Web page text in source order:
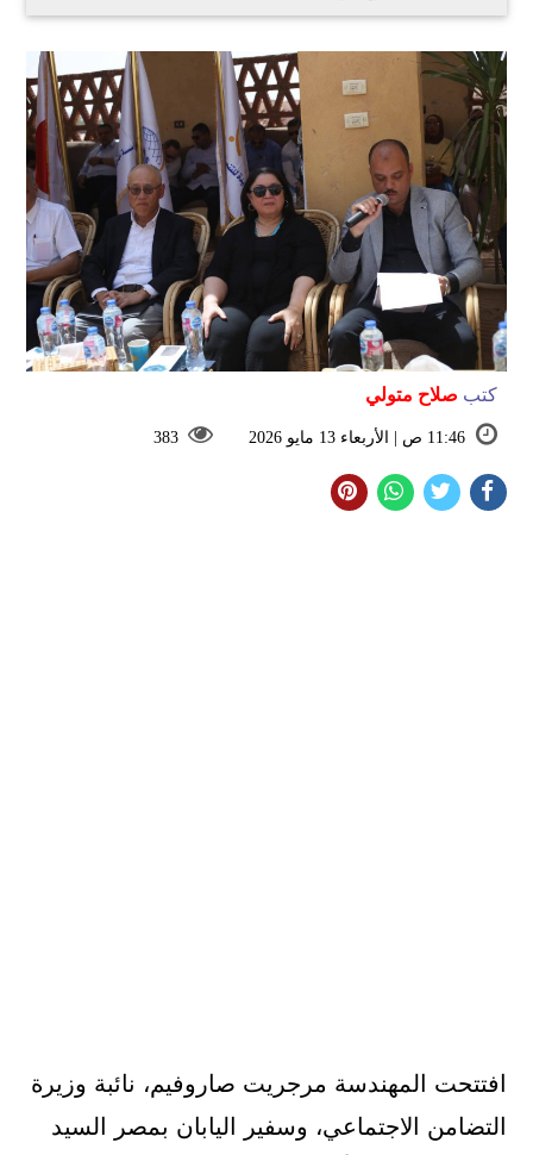
كتب صلاح متولي
11:46 ص | الأربعاء 13 مايو 2026 383
افتتحت المهندسة مرجريت صاروفيم، نائبة وزيرة
التضامن الاجتماعي، وسفير اليابان بمصر السيد